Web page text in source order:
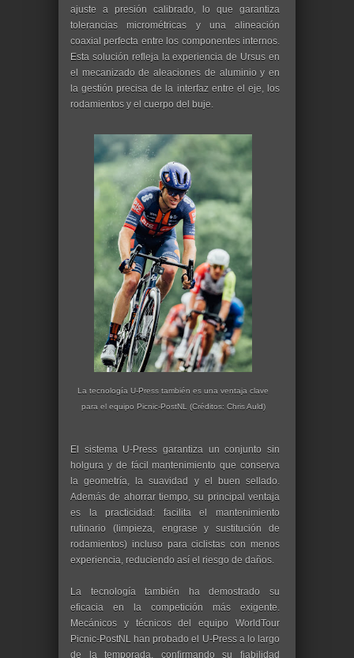
ajuste a presión calibrado, lo que garantiza
tolerancias micrométricas y una alineación
coaxial perfecta entre los componentes internos.
Esta solución refleja la experiencia de Ursus en
el mecanizado de aleaciones de aluminio y en
la gestión precisa de la interfaz entre el eje, los
rodamientos y el cuerpo del buje.
La tecnología U-Press también es una ventaja clave
para el equipo Picnic-PostNL (Créditos: Chris Auld)
El sistema U-Press garantiza un conjunto sin
holgura y de fácil mantenimiento que conserva
la geometría, la suavidad y el buen sellado.
Además de ahorrar tiempo, su principal ventaja
es la practicidad: facilita el mantenimiento
rutinario (limpieza, engrase y sustitución de
rodamientos) incluso para ciclistas con menos
experiencia, reduciendo así el riesgo de daños.
La tecnología también ha demostrado su
eficacia en la competición más exigente.
Mecánicos y técnicos del equipo WorldTour
Picnic-PostNL han probado el U-Press a lo largo
de la temporada, confirmando su fiabilidad